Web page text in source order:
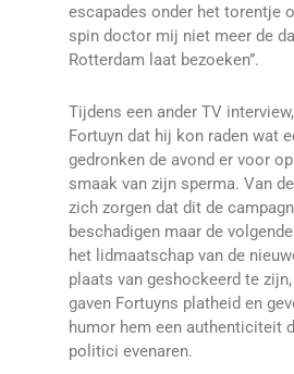
escapades onder het torentje
spin doctor mij niet meer de
Rotterdam laat bezoeken”.
Tijdens een ander TV
Fortuyn dat hij kon raden wat
gedronken de avond er voor
smaak van zijn sperma. Van
zich zorgen dat dit de
beschadigen maar de
het lidmaatschap van de
plaats van geshockeerd te
gaven Fortuyns platheid en
humor hem een authenticiteit
politici evenaren.